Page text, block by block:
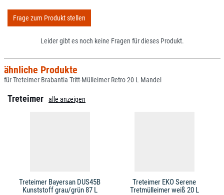
Frage zum Produkt stellen
Leider gibt es noch keine Fragen für dieses Produkt.
ähnliche Produkte
für Treteimer Brabantia Tritt-Mülleimer Retro 20 L Mandel
Treteimer alle anzeigen
Treteimer Bayersan DUS45B
Kunststoff grau/grün 87 L
Treteimer EKO Serene
Tretmülleimer weiß 20 L